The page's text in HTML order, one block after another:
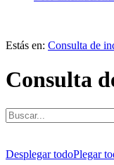
Estás en: Consulta de
Consulta
Desplegar todoPlegar